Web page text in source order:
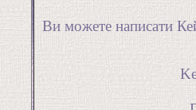
Ви можете написати